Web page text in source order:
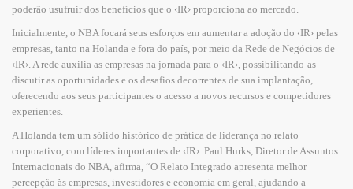
poderão usufruir dos benefícios que o ‹IR› proporciona ao mercado.
Inicialmente, o NBA focará seus esforços em aumentar a adoção do ‹IR› pelas
empresas, tanto na Holanda e fora do país, por meio da Rede de Negócios de
‹IR›. A rede auxilia as empresas na jornada para o ‹IR›, possibilitando-as
discutir as oportunidades e os desafios decorrentes de sua implantação,
oferecendo aos seus participantes o acesso a novos recursos e competidores
experientes.
A Holanda tem um sólido histórico de prática de liderança no relato
corporativo, com líderes importantes de ‹IR›. Paul Hurks, Diretor de Assuntos
Internacionais do NBA, afirma, “O Relato Integrado apresenta melhor
percepção às empresas, investidores e economia em geral, ajudando a